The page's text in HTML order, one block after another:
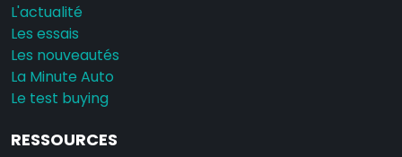
L'actualité
Les essais
Les nouveautés
La Minute Auto
Le test buying
RESSOURCES